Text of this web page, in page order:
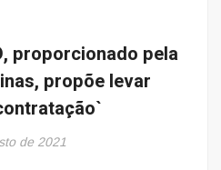
proporcionado pela
propõe levar
de 2021